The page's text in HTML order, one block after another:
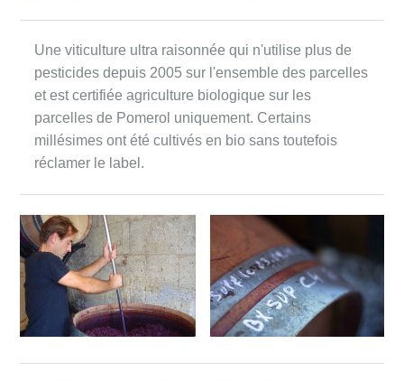
Une viticulture ultra raisonnée qui n'utilise plus de
pesticides depuis 2005 sur l'ensemble des parcelles
et est certifiée agriculture biologique sur les
parcelles de Pomerol uniquement. Certains
millésimes ont été cultivés en bio sans toutefois
réclamer le label.